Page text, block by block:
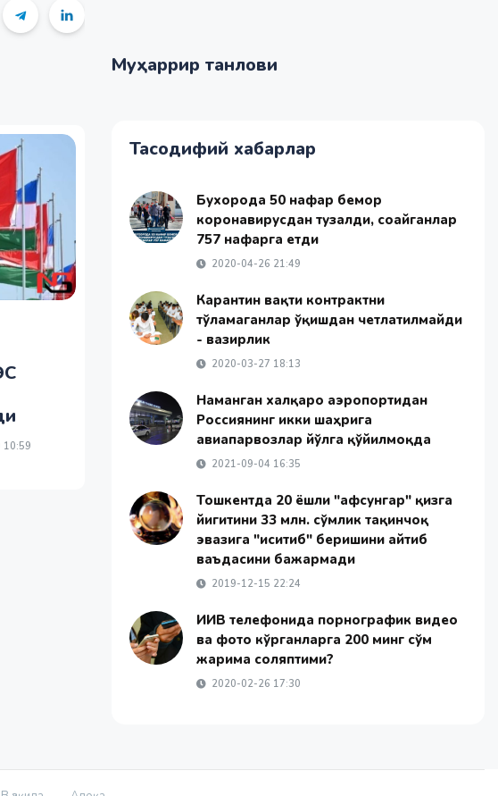
10:59
Муҳаррир танлови
Тасодифий хабарлар
Бухорода 50 нафар бемор
коронавирусдан тузалди, соғайганлар
757 нафарга етди
2020-04-26 21:49
Карантин вақти контрактни
тўламаганлар ўқишдан четлатилмайди
- вазирлик
2020-03-27 18:13
Наманган халқаро аэропортидан
Россиянинг икки шаҳрига
авиапарвозлар йўлга қўйилмоқда
2021-09-04 16:35
Тошкентда 20 ёшли "афсунгар" қизга
йигитини 33 млн. сўмлик тақинчоқ
эвазига "иситиб" беришини айтиб
ваъдасини бажармади
2019-12-15 22:24
ИИВ телефонида порнографик видео
ва фото кўрганларга 200 минг сўм
жарима соляптими?
2020-02-26 17:30